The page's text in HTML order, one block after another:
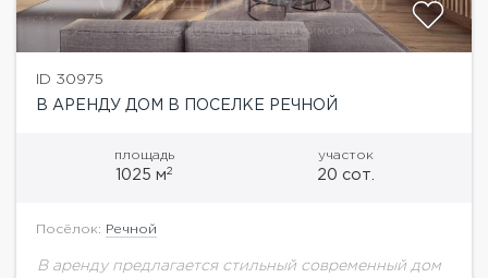
ID 30975
В АРЕНДУ ДОМ В ПОСЕЛКЕ РЕЧНОЙ
площадь
1025 м2
участок
20 сот.
Посёлок: Речной
В аренду предлагается стильный современный дом